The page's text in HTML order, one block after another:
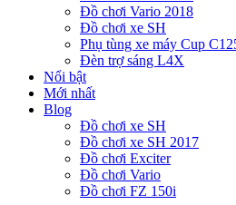
Đồ chơi Vario 2018
Đồ chơi xe SH
Phụ tùng xe máy Cup
Đèn trợ sáng L4X
Nổi bật
Mới nhất
Blog
Đồ chơi xe SH
Đồ chơi xe SH 2017
Đồ chơi Exciter
Đồ chơi Vario
Đồ chơi FZ 150i